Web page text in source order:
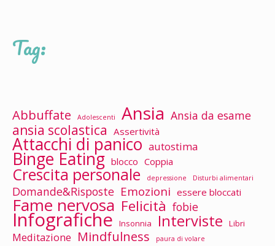
Tag:
Abbuffate Adolescenti Ansia Ansia da esame
ansia scolastica Assertività
Attacchi di panico autostima
Binge Eating blocco Coppia
Crescita personale depressione Disturbi alimentari
Domande&Risposte Emozioni essere bloccati
Fame nervosa Felicità fobie
Infografiche Insonnia Interviste Libri
Meditazione Mindfulness paura di volare